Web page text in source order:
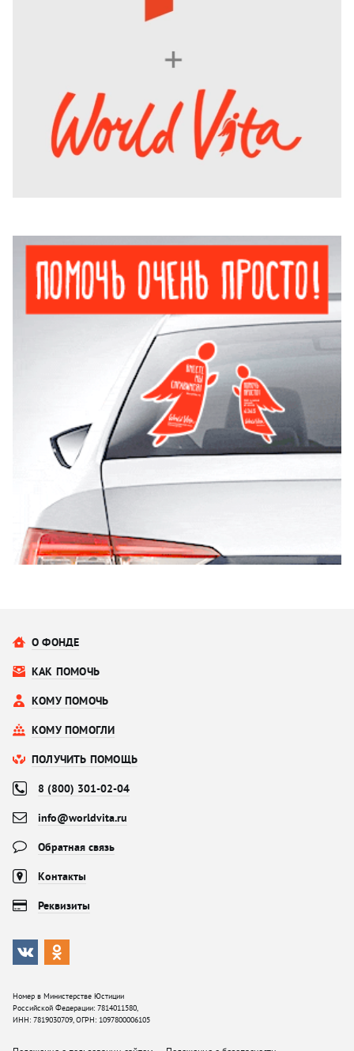
О ФОНДЕ
КАК ПОМОЧЬ
КОМУ ПОМОЧЬ
КОМУ ПОМОГЛИ
ПОЛУЧИТЬ ПОМОЩЬ
8 (800) 301-02-04
info@worldvita.ru
Обратная связь
Контакты
Реквизиты
Номер в Министерстве Юстиции
Российской Федерации: 7814011580,
ИНН: 7819030709, ОГРН: 1097800006105